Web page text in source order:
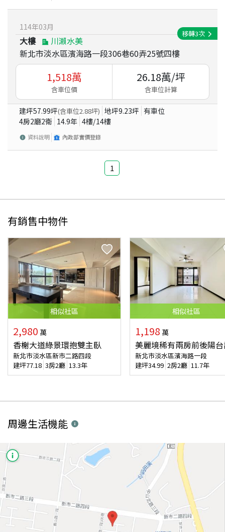
114年03月
大樓
川瀨水美
新北市淡水區濱海路一段306巷60弄25號四樓
移轉3次
1,518萬
含車位價
26.18萬/坪
含車位計算
建坪57.99坪(含車位2.88坪) 地坪9.23坪 有車位
4房2廳2衛 14.9年 4樓/14樓
資料說明 內政部實價登錄
1
有銷售中物件
相似社區
2,980 萬
香榭大道綠景環抱雙主臥
新北市淡水區新市二路四段
建坪77.18 3房2廳 13.3年
相似社區
1,198 萬
美麗境稀有兩房前後陽
新北市淡水區濱海路一段
建坪34.99 2房2廳 11.7年
周邊生活機能